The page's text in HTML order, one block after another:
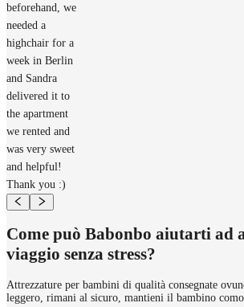
beforehand, we
needed a
highchair for a
week in Berlin
and Sandra
delivered it to
the apartment
we rented and
was very sweet
and helpful!
Thank you :)
Come può Babonbo aiutarti ad
viaggio senza stress?
Attrezzature per bambini di qualità consegnate
leggero, rimani al sicuro, mantieni il bambino